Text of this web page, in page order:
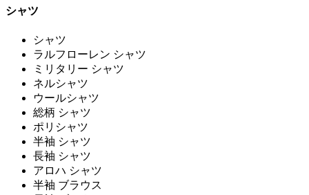
シャツ
シャツ
ラルフローレン シャツ
ミリタリー シャツ
ネルシャツ
ウールシャツ
総柄 シャツ
ポリシャツ
半袖 シャツ
長袖 シャツ
アロハ シャツ
半袖 ブラウス